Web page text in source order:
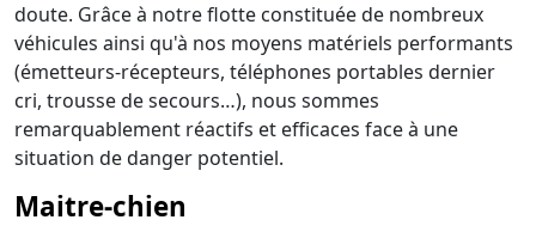
doute. Grâce à notre flotte constituée de nombreux
véhicules ainsi qu'à nos moyens matériels performants
(émetteurs-récepteurs, téléphones portables dernier
cri, trousse de secours…), nous sommes
remarquablement réactifs et efficaces face à une
situation de danger potentiel.
Maitre-chien